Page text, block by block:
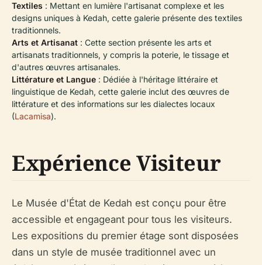
Textiles : Mettant en lumière l'artisanat complexe et les
designs uniques à Kedah, cette galerie présente des textiles
traditionnels.
Arts et Artisanat : Cette section présente les arts et
artisanats traditionnels, y compris la poterie, le tissage et
d'autres œuvres artisanales.
Littérature et Langue : Dédiée à l'héritage littéraire et
linguistique de Kedah, cette galerie inclut des œuvres de
littérature et des informations sur les dialectes locaux
(Lacamisa).
Expérience Visiteur
Le Musée d'État de Kedah est conçu pour être
accessible et engageant pour tous les visiteurs.
Les expositions du premier étage sont disposées
dans un style de musée traditionnel avec un